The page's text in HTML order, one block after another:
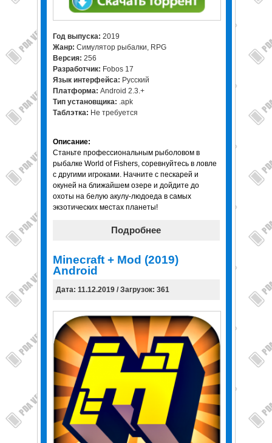
Год выпуска: 2019
Жанр: Симулятор рыбалки, RPG
Версия: 256
Разработчик: Fobos 17
Язык интерфейса: Русский
Платформа: Android 2.3.+
Тип установщика: .apk
Таблэтка: Не требуется
Описание:
Станьте профессиональным рыболовом в
рыбалке World of Fishers, соревнуйтесь в ловле
с другими игроками. Начните с пескарей и
окуней на ближайшем озере и дойдите до
охоты на белую акулу-людоеда в самых
экзотических местах планеты!
Подробнее
Minecraft + Mod (2019)
Android
Дата: 11.12.2019 / Загрузок: 361